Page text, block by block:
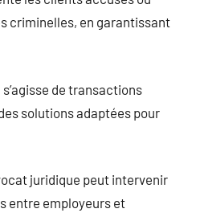
criminelles, en garantissant
de transactions
solutions adaptées pour
juridique peut intervenir
entre employeurs et